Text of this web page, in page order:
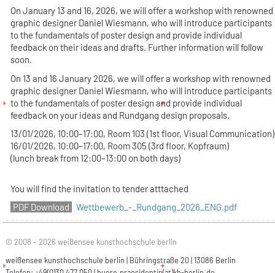
On January 13 and 16, 2026, we will offer a workshop with renowned
graphic designer Daniel Wiesmann, who will introduce participants
to the fundamentals of poster design and provide individual
feedback on their ideas and drafts. Further information will follow
soon.
On 13 and 16 January 2026, we will offer a workshop with renowned
graphic designer Daniel Wiesmann, who will introduce participants
to the fundamentals of poster design and provide individual
feedback on your ideas and Rundgang design proposals.
​13/01/2026, 10:00–17:00, Room 103 (1st floor, Visual Communication)
16/01/2026, 10:00–17:00, Room 305 (3rd floor, Kopfraum)
(lunch break from 12:00–13:00 on both days)
You will find the invitation to tender atttached
Wettbewerb_-_Rundgang_2026_ENG.pdf
© 2008 – 2026 weißensee kunsthochschule berlin
weißensee kunsthochschule berlin | Bühringstraße 20 | 13086 Berlin